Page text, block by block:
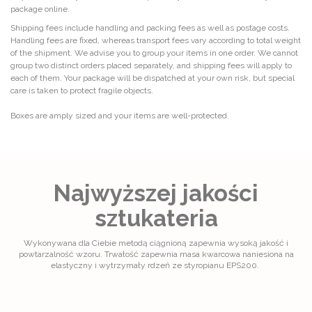
package online.
Shipping fees include handling and packing fees as well as postage costs.
Handling fees are fixed, whereas transport fees vary according to total weight
of the shipment. We advise you to group your items in one order. We cannot
group two distinct orders placed separately, and shipping fees will apply to
each of them. Your package will be dispatched at your own risk, but special
care is taken to protect fragile objects.
Boxes are amply sized and your items are well-protected.
Najwyższej jakości
sztukateria
Wykonywana dla Ciebie metodą ciągnioną zapewnia wysoką jakość i
powtarzalność wzoru. Trwałość zapewnia masa kwarcowa naniesiona na
elastyczny i wytrzymały rdzeń ze styropianu EPS200.